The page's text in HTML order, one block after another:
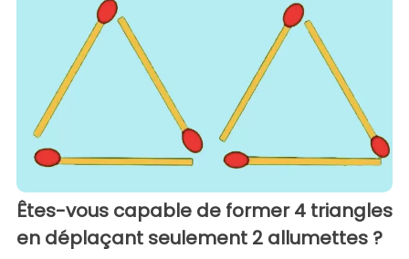
Êtes-vous capable de former 4 triangles
en déplaçant seulement 2 allumettes ?